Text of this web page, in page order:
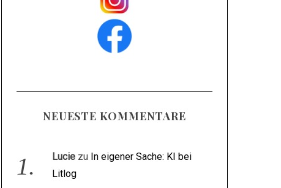
NEUESTE KOMMENTARE
Luciezu In eigener Sache: KI bei
Litlog